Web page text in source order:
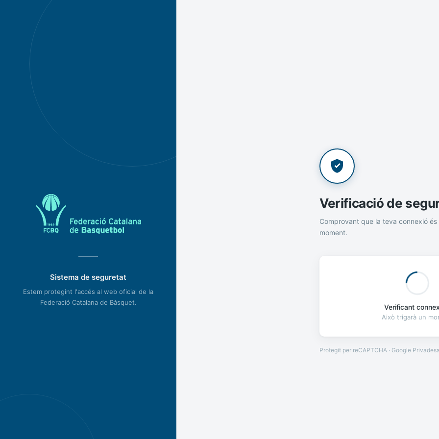
Sistema de seguretat
Estem protegint l'accés al web oficial de la
Federació Catalana de Bàsquet.
Verificació de
Comprovant que la teva connexió és
moment.
Verificant
Això trigarà un
Protegit per reCAPTCHA · Google Privadesa